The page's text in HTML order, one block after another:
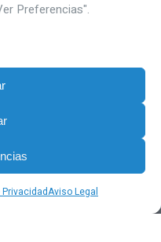
Preferencias".
Aviso Legal